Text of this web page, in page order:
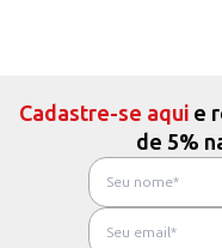
Cadastre-se aqui e
de 5%